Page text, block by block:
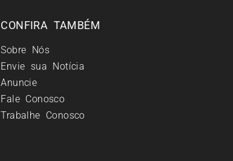
CONFIRA TAMBÉM
Sobre Nós
Envie sua Notícia
Anuncie
Fale Conosco
Trabalhe Conosco